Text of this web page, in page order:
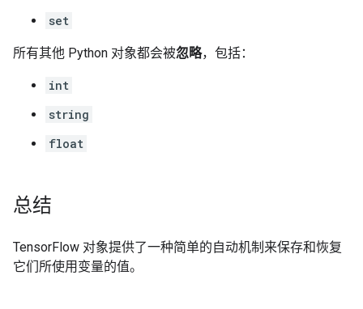
set
所有其他 Python 对象都会被忽略，包括：
int
string
float
总结
TensorFlow 对象提供了一种简单的自动机制来保存和恢复
它们所使用变量的值。